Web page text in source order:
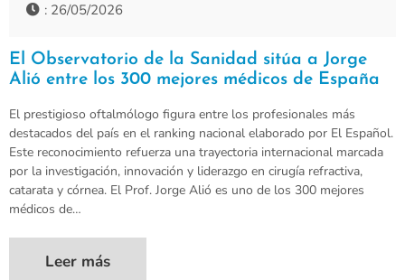
: 26/05/2026
El Observatorio de la Sanidad sitúa a Jorge
Alió entre los 300 mejores médicos de España
El prestigioso oftalmólogo figura entre los profesionales más
destacados del país en el ranking nacional elaborado por El Español.
Este reconocimiento refuerza una trayectoria internacional marcada
por la investigación, innovación y liderazgo en cirugía refractiva,
catarata y córnea. El Prof. Jorge Alió es uno de los 300 mejores
médicos de…
Leer más